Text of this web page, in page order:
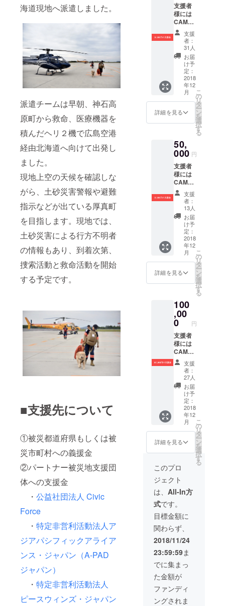
海道現地へ派遣しました。
派遣チームは早朝、神石高
原町から救命、医療機器を
積んだヘリ２機で広島空港
経由北海道へ向けて出発し
ました。
現地上空の天候を確認しな
がら、土砂災害警報や避難
指示などが出ている厚真町
を目指します。現地では、
土砂災害による行方不明者
の情報もあり、到着次第、
捜索活動と救命活動を開始
する予定です。
■支援先について
①被災都道府県もしくは被
災市町村への義援金
②パートナー被災地支援団
体への支援金
・ 公益社団法人 Civic
Force
・ 特定非営利活動法人ア
ジアパシフィックアライア
ンス・ジャパン（A-PAD
ジャパン）
・ 特定非営利活動法人
ピースウィンズ・ジャパン
支援者
様には
CAMPF
IREより
お礼の
メッ
セージ
と活動
報告を
お送り
します
支援
者：
31人
お届
け予
定：
2018
年12
月
詳細を見る
こ
の
リ
タ
ー
ン
を
選
択
す
る
50,
000 円
支援者
様には
CAMPF
IREより
お礼の
メッ
セージ
と活動
報告を
お送り
します
支援
者：
13人
お届
け予
定：
2018
年12
月
詳細を見る
こ
の
リ
タ
ー
ン
を
選
択
す
る
100
,00
0 円
支援者
様には
CAMPF
IREより
お礼の
メッ
セージ
と活動
報告を
お送り
します
支援
者：
27人
お届
け予
定：
2018
年12
月
詳細を見る
こ
の
リ
タ
ー
ン
を
選
択
す
る
このプロ
ジェクト
は、 All-In方
式です。
目標金額に
関わらず、
2018/11/24
23:59:59ま
でに集まっ
た金額が
ファンディ
ングされま